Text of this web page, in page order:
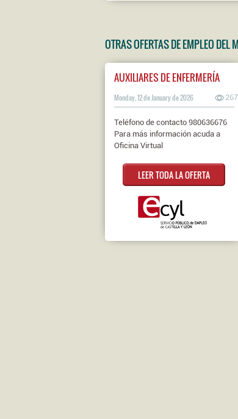
OTRAS OFERTAS DE EMPLEO DEL
AUXILIARES DE ENFERMERÍA
Monday, 12 de January de 2026 267
Teléfono de contacto 980636676
Para más información acuda a
Oficina Virtual
LEER TODA LA OFERTA